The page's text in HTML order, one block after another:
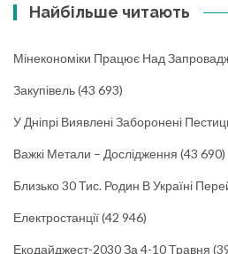
Найбільше читають
Мінекономіки Працює Над
Закупівель(43 693)
У Дніпрі Виявлені Заборонені
Важкі Метали – Дослідження (43 690)
Близько 30 Тис. Родин В Україні
Електростанції(42 946)
Екодайджест-2030 За 4-10 Травня